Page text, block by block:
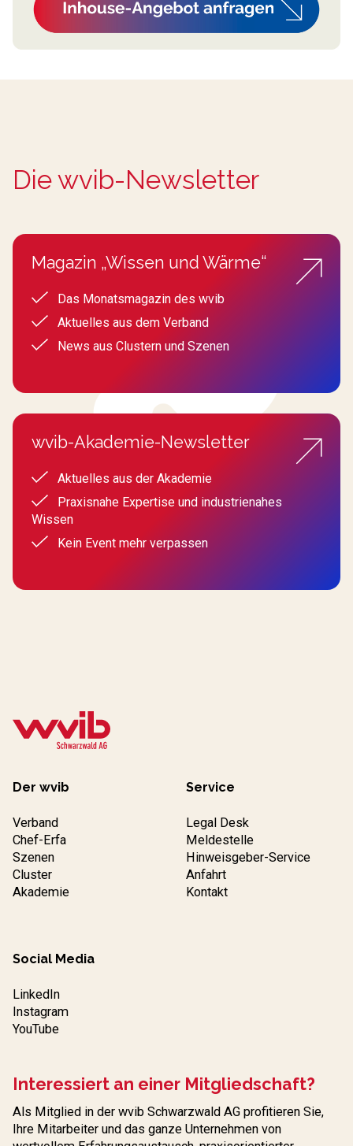
Die wvib-Newsletter
Magazin „Wissen und Wärme“
Das Monatsmagazin des wvib
Aktuelles aus dem Verband
News aus Clustern und Szenen
wvib-Akademie-Newsletter
Aktuelles aus der Akademie
Praxisnahe Expertise und industrienahes
Wissen
Kein Event mehr verpassen
Der wvib
Verband
Chef-Erfa
Szenen
Cluster
Akademie
Service
Legal Desk
Meldestelle
Hinweisgeber-Service
Anfahrt
Kontakt
Social Media
LinkedIn
Instagram
YouTube
Interessiert an einer Mitgliedschaft?
Als Mitglied in der wvib Schwarzwald AG profitieren Sie,
Ihre Mitarbeiter und das ganze Unternehmen von